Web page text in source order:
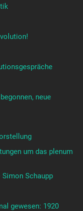
neue
um das plenum
Schaupp
gewesen: 1920